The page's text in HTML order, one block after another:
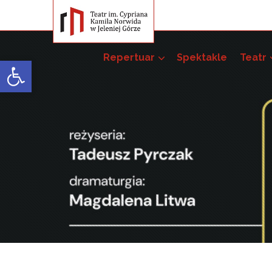
Open toolbar Repertuar Spektakle Teatr
Pakiet szkoleń